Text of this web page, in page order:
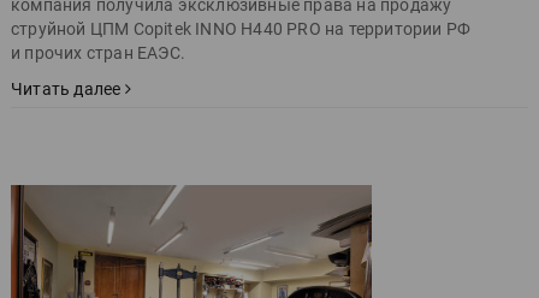
компания получила эксклюзивные права на продажу
струйной ЦПМ Copitek INNO H440 PRO на территории РФ
и прочих стран ЕАЭС.
Читать далее